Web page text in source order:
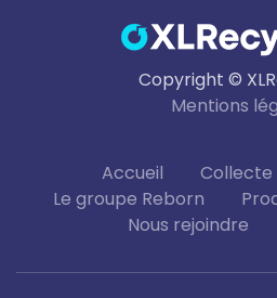
Copyright ©
Mentions
Accueil
Collecte
Le groupe Reborn
Nous rejoindre